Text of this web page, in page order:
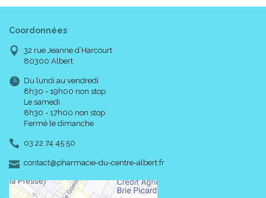
Coordonnées
32 rue Jeanne d’Harcourt
80300 Albert
Du lundi au vendredi
8h30 - 19h00 non stop
Le samedi
8h30 - 17h00 non stop
Fermé le dimanche
03 22 74 45 50
contact-
@-
pharmacie-du-centre-albert.fr